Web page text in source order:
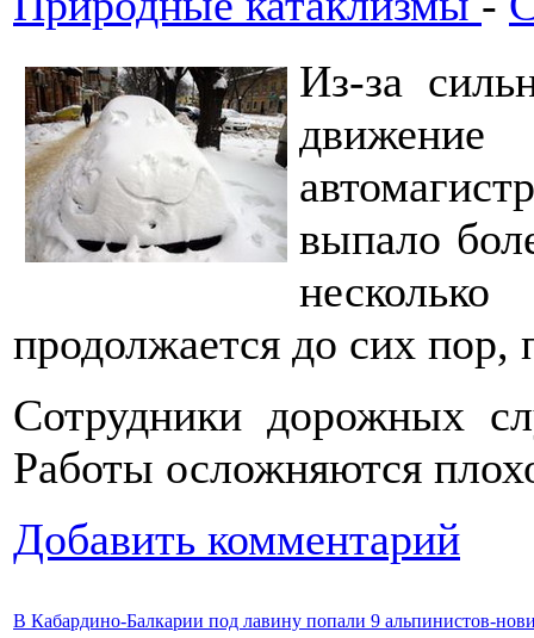
Из-за
выпало
продолжается до сих пор,
Сотрудники дорожных
Работы осложняются
Добавить комментарий
В Кабардино-Балкарии под лавину попали 9 альпинистов-